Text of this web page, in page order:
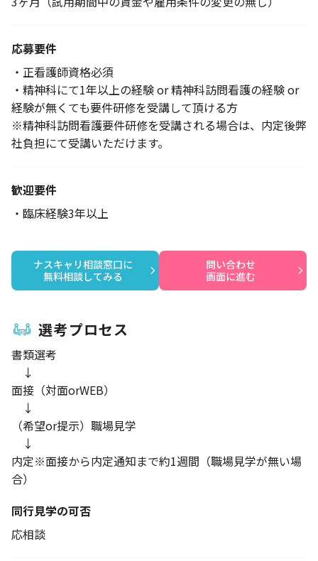
応募要件
・正看護師資格必須
・精神科にて1年以上の経験 or 精神科訪問看護の経験 or
経験が無くても要件研修を受講して頂ける方
※精神科訪問看護要件研修を受講される場合は、内定後弊
社負担にて受講いただけます。
歓迎要件
・臨床経験3年以上
ナスキャリ相談窓口に
無料相談してみる
問い合わせ
画面に進む
選考プロセス
書類選考
↓
面接（対面orWEB）
↓
（希望or提示）職場見学
↓
内定※面接から内定通知まで約1週間（職場見学が無い場
合）
同行見学の可否
応相談